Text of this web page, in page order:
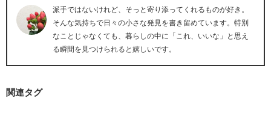
派手ではないけれど、そっと寄り添ってくれるものが好き。
そんな気持ちで日々の小さな発見を書き留めています。特別
なことじゃなくても、暮らしの中に「これ、いいな」と思え
る瞬間を見つけられると嬉しいです。
関連タグ